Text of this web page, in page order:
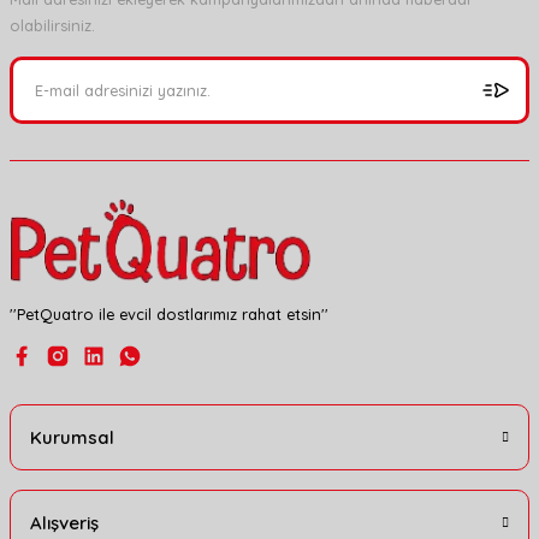
Ürün resmi kalitesiz, bozuk veya görüntülenemiyor.
Ürün bilgilerinde hatalar bulunuyor.
olabilirsiniz.
''PetQuatro ile evcil dostlarımız rahat etsin''
Kurumsal
Alışveriş